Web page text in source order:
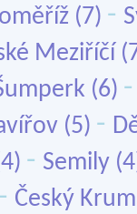
(7) -
Meziříčí
(6)
(5) -
- Semily
- Český